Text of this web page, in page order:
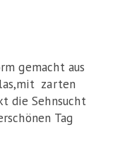
gemacht aus
zarten
die Sehnsucht
Tag